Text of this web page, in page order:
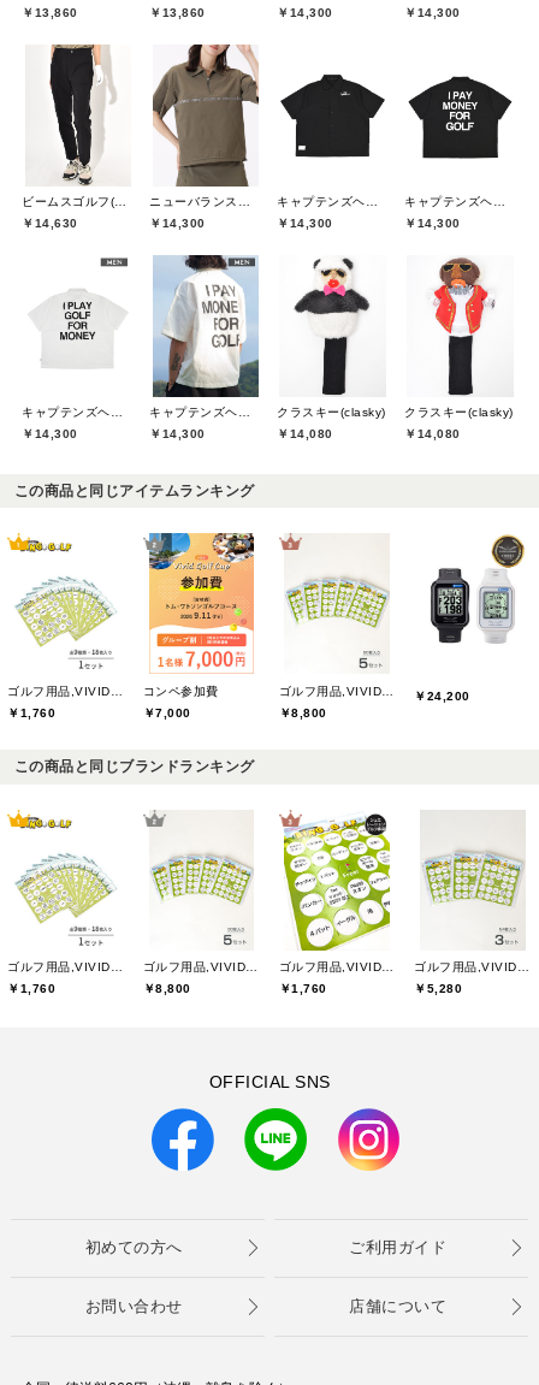
￥13,860
￥13,860
￥14,300
￥14,300
￥14,630
￥14,300
￥14,300
￥14,300
￥14,300
￥14,300
クラスキー(clasky)
￥14,080
クラスキー(clasky)
￥14,080
この商品と同じアイテムランキング
￥1,760
コンペ参加費
￥7,000
￥8,800
￥24,200
この商品と同じブランドランキング
￥1,760
￥8,800
￥1,760
￥5,280
OFFICIAL SNS
初めての方へ ご利用ガイド
お問い合わせ 店舗について